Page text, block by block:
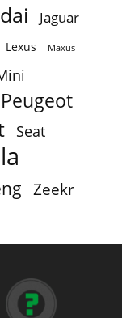
Jaguar
Lexus Maxus
Peugeot
Seat
Zeekr